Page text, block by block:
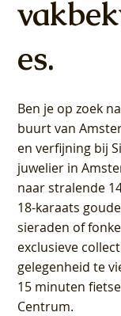
es.
Ben je op zoek
buurt van
en verfijning bij
juwelier in
naar stralende
18-karaats
sieraden of
exclusieve
gelegenheid te
15 minuten
Centrum.